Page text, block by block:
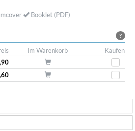
Booklet (PDF)
?
Im Warenkorb
Kaufen